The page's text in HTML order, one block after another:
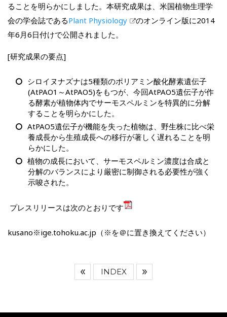
ることを明らかにしました。本研究成果は、米国植物生理学
会の学会誌であるPlant Physiology
のオンライン版に2014
年6月6日付けで公開されました。
[研究成果の要点]
シロイヌナズナは5種類のポリアミン酸化酵素遺伝子
(AtPAO1～AtPAO5)をもつが、今回AtPAO5遺伝子が作
る酵素が植物体内でサーモスペルミンを特異的に分解
することを明らかにした。
AtPAO5遺伝子が機能を失った植物は、野生株に比べ栄
養成長から生殖成長への移行が著しく遅れることを明
らかにした。
植物の成長において、サーモスペルミン濃度は合成と
分解のバランスにより厳密に制御される必要性が強く
示唆された。
プレスリリースは次のとおりです
kusano※ige.tohoku.ac.jp（※を＠に置き換えてください）
INDEX